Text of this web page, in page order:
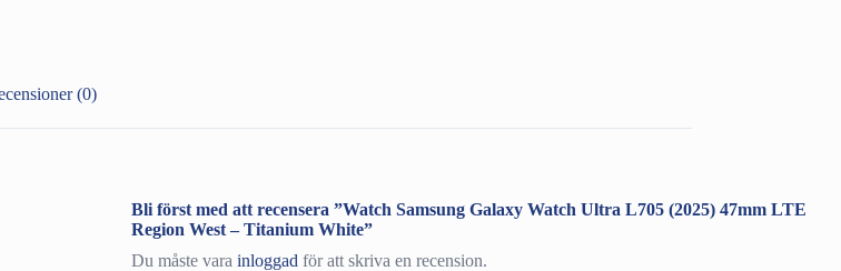
(0)
Bli först med att recensera ”Watch Samsung Galaxy Watch Ultra L705 (2025) 47mm LTE
Region West – Titanium White”
Du måste vara inloggad för att skriva en recension.